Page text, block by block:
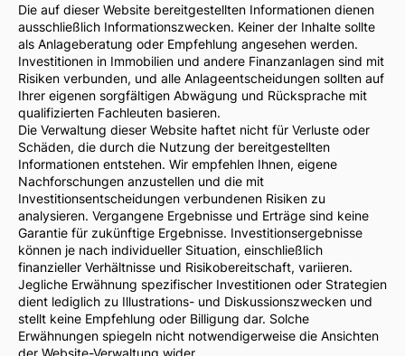
Die auf dieser Website bereitgestellten Informationen dienen
ausschließlich Informationszwecken. Keiner der Inhalte sollte
als Anlageberatung oder Empfehlung angesehen werden.
Investitionen in Immobilien und andere Finanzanlagen sind mit
Risiken verbunden, und alle Anlageentscheidungen sollten auf
Ihrer eigenen sorgfältigen Abwägung und Rücksprache mit
qualifizierten Fachleuten basieren.
Die Verwaltung dieser Website haftet nicht für Verluste oder
Schäden, die durch die Nutzung der bereitgestellten
Informationen entstehen. Wir empfehlen Ihnen, eigene
Nachforschungen anzustellen und die mit
Investitionsentscheidungen verbundenen Risiken zu
analysieren. Vergangene Ergebnisse und Erträge sind keine
Garantie für zukünftige Ergebnisse. Investitionsergebnisse
können je nach individueller Situation, einschließlich
finanzieller Verhältnisse und Risikobereitschaft, variieren.
Jegliche Erwähnung spezifischer Investitionen oder Strategien
dient lediglich zu Illustrations- und Diskussionszwecken und
stellt keine Empfehlung oder Billigung dar. Solche
Erwähnungen spiegeln nicht notwendigerweise die Ansichten
der Website-Verwaltung wider.